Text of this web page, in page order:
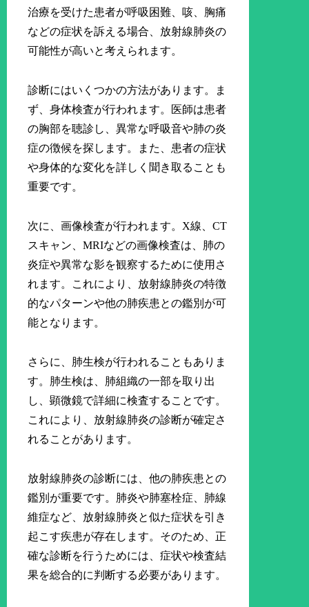
治療を受けた患者が呼吸困難、咳、胸痛
などの症状を訴える場合、放射線肺炎の
可能性が高いと考えられます。
診断にはいくつかの方法があります。ま
ず、身体検査が行われます。医師は患者
の胸部を聴診し、異常な呼吸音や肺の炎
症の徴候を探します。また、患者の症状
や身体的な変化を詳しく聞き取ることも
重要です。
次に、画像検査が行われます。X線、CT
スキャン、MRIなどの画像検査は、肺の
炎症や異常な影を観察するために使用さ
れます。これにより、放射線肺炎の特徴
的なパターンや他の肺疾患との鑑別が可
能となります。
さらに、肺生検が行われることもありま
す。肺生検は、肺組織の一部を取り出
し、顕微鏡で詳細に検査することです。
これにより、放射線肺炎の診断が確定さ
れることがあります。
放射線肺炎の診断には、他の肺疾患との
鑑別が重要です。肺炎や肺塞栓症、肺線
維症など、放射線肺炎と似た症状を引き
起こす疾患が存在します。そのため、正
確な診断を行うためには、症状や検査結
果を総合的に判断する必要があります。